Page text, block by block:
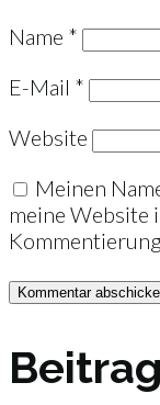
Name *
E-Mail *
Website
Meinen
meine Website